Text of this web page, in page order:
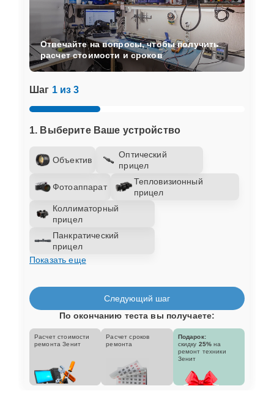
Шаг 1 из 3
1. Выберите Ваше устройство
Объектив
Оптический
прицел
Фотоаппарат
Тепловизионный
прицел
Коллиматорный
прицел
Панкратический
прицел
Показать еще
Отвечайте на вопросы, чтобы получить
расчет стоимости и сроков
Следующий шаг
По окончанию теста вы получаете:
Расчет стоимости
ремонта Зенит
Расчет сроков
ремонта
Подарок:
скидку 25% на
ремонт техники
Зенит